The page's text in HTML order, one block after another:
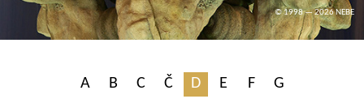
© 1998 — 2026 NEBE
A B C Č D E F
G